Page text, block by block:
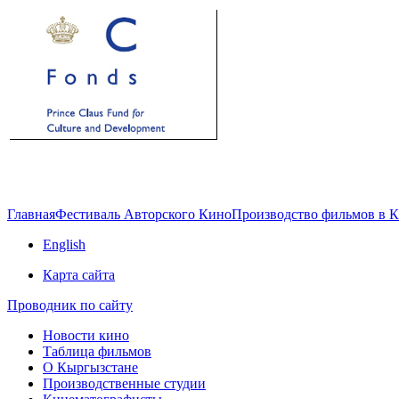
ГлавнаяФестиваль Авторского КиноПроизводство фильмов в
English
Карта сайта
Проводник по сайту
Новости кино
Таблица фильмов
О Кыргызстане
Производственные студии